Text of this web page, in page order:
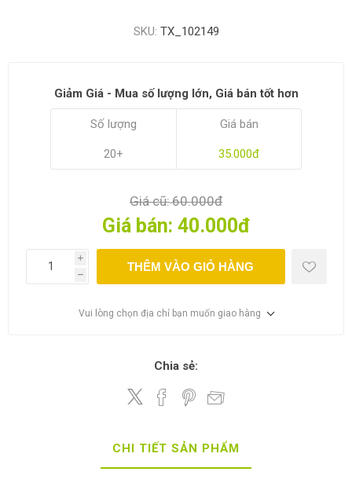
SKU: TX_102149
Giảm Giá - Mua số lượng lớn, Giá bán tốt hơn
Số lượng
20+
Giá bán
35.000đ
Giá cũ:60.000đ
Giá bán: 40.000đ
i
h
THÊM VÀO GIỎ HÀNG
Vui lòng chọn địa chỉ bạn muốn giao hàng
Chia sẻ:
CHI TIẾT SẢN PHẨM